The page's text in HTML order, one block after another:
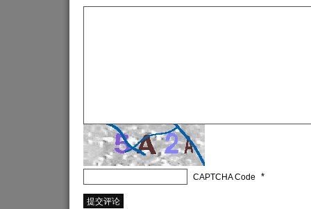
CAPTCHA Code *